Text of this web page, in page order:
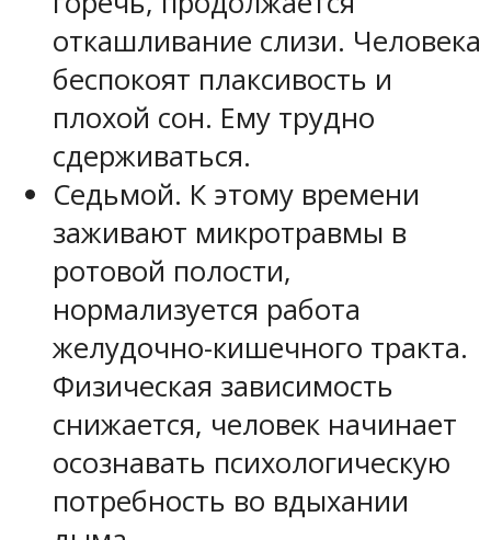
откашливание слизи. Человека
беспокоят плаксивость и
плохой сон. Ему трудно
сдерживаться.
Седьмой. К этому времени
заживают микротравмы в
ротовой полости,
нормализуется работа
желудочно-кишечного тракта.
Физическая зависимость
снижается, человек начинает
осознавать психологическую
потребность во вдыхании